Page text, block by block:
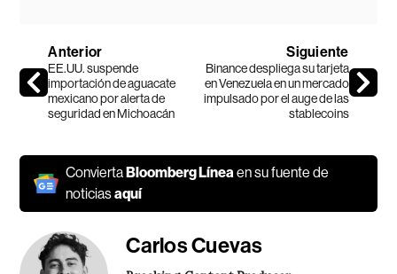
Anterior
EE.UU. suspende
importación de aguacate
mexicano por alerta de
seguridad en Michoacán
Siguiente
Binance despliega su tarjeta
en Venezuela en un mercado
impulsado por el auge de las
stablecoins
ConviertaBloomberg Líneaen su fuente de
noticiasaquí
Carlos Cuevas